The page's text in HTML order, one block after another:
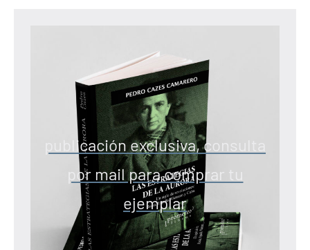
publicación exclusiva, consulta
por mail para comprar tu
ejemplar